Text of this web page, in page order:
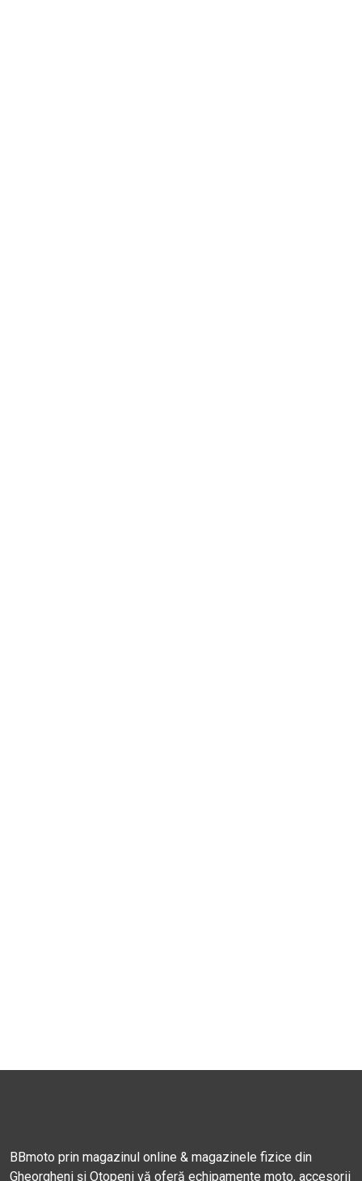
BBmoto prin magazinul online & magazinele fizice din
Gheorgheni și Otopeni vă oferă echipamente moto, accesorii